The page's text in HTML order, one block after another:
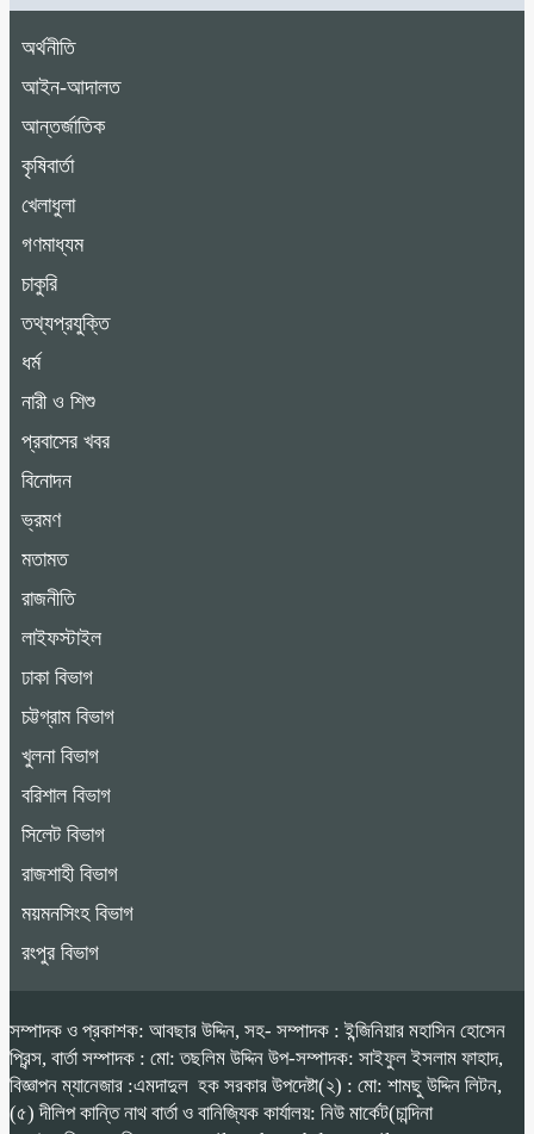
অর্থনীতি
আইন-আদালত
আন্তর্জাতিক
কৃষিবার্তা
খেলাধুলা
গণমাধ্যম
চাকুরি
তথ্যপ্রযুক্তি
ধর্ম
নারী ও শিশু
প্রবাসের খবর
বিনোদন
ভ্রমণ
মতামত
রাজনীতি
লাইফস্টাইল
ঢাকা বিভাগ
চট্টগ্রাম বিভাগ
খুলনা বিভাগ
বরিশাল বিভাগ
সিলেট বিভাগ
রাজশাহী বিভাগ
ময়মনসিংহ বিভাগ
রংপুর বিভাগ
সম্পাদক ও প্রকাশক: আবছার উদ্দিন, সহ- সম্পাদক : ইন্জিনিয়ার মহাসিন হোসেন
প্রিন্স, বার্তা সম্পাদক : মো: তছলিম উদ্দিন উপ-সম্পাদক: সাইফুল ইসলাম ফাহাদ,
বিজ্ঞাপন ম্যানেজার :এমদাদুল হক সরকার উপদেষ্টা(২) : মো: শামছু উদ্দিন লিটন,
(৫) দীলিপ কান্তি নাথ বার্তা ও বানিজ্যিক কার্যালয়: নিউ মার্কেট(চান্দিনা